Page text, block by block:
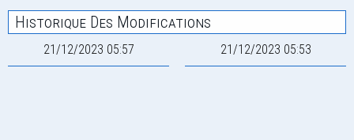
Historique Des Modifications
21/12/2023 05:57 21/12/2023 05:53